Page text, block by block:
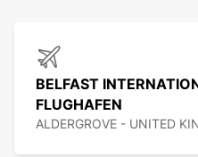
BELFAST
FLUGHAFEN
ALDERGROVE - UNITED